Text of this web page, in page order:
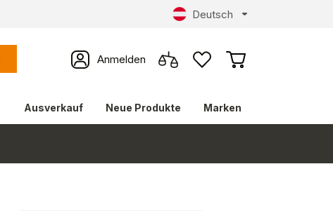
Deutsch
Anmelden
Ausverkauf Neue Produkte Marken